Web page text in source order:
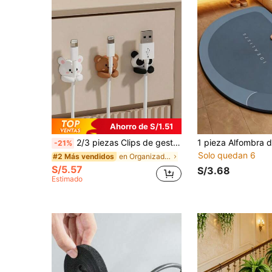
Ahorro de S/1.51
-21% 2/3 piezas Clips de gestión de cables para escritorio, organizador de cables autoadhesivo para escritorio, mesita de noche, pared, coche, dormitorio y oficina, soporte para cable de auriculares lindo, solución de cables sin taladrar, accesorios de gestión de cables de vuelta al cole
#2 Más vendidos en Organizadores de cables
S/5.57
Estimado
Solo quedan 6
S/3.68